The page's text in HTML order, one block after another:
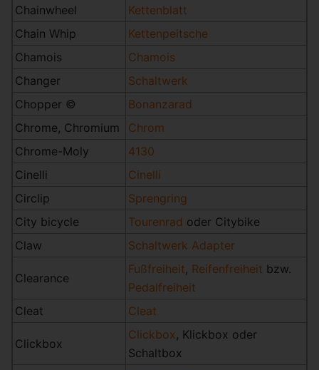
Chainwheel
Kettenblatt
Chain Whip
Kettenpeitsche
Chamois
Chamois
Changer
Schaltwerk
Chopper ©
Bonanzarad
Chrome, Chromium
Chrom
Chrome-Moly
4130
Cinelli
Cinelli
Circlip
Sprengring
City bicycle
Tourenrad oder Citybike
Claw
Schaltwerk Adapter
Clearance
Fußfreiheit, Reifenfreiheit bzw.
Pedalfreiheit
Cleat
Cleat
Clickbox
Clickbox, Klickbox oder
Schaltbox